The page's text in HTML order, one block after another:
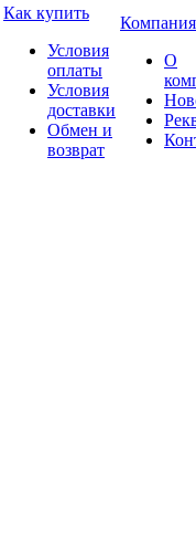
Как купить
Условия
оплаты
Условия
доставки
Обмен и
возврат
Компания
О